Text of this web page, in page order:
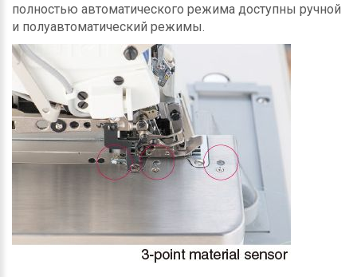
полностью автоматического режима доступны ручной
и полуавтоматический режимы.